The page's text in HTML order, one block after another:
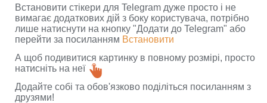
Встановити стікери для Telegram дуже просто і не
вимагає додаткових дій з боку користувача, потрібно
лише натиснути на кнопку "Додати до Telegram" або
перейти за посиланням Встановити
А щоб подивитися картинку в повному розмірі, просто
натисніть на неї
Додайте собі та обов'язково поділіться посиланням з
друзями!